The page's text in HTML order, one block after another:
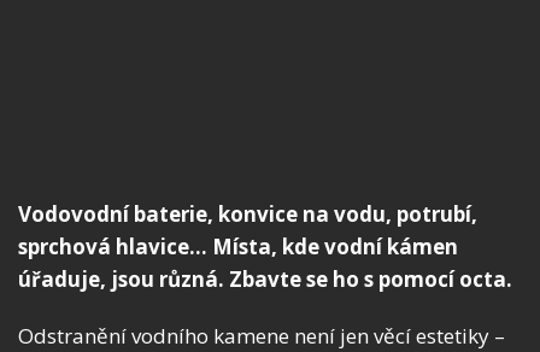
Vodovodní baterie, konvice na vodu, potrubí,
sprchová hlavice… Místa, kde vodní kámen
úřaduje, jsou různá. Zbavte se ho s pomocí octa.
Odstranění vodního kamene není jen věcí estetiky –